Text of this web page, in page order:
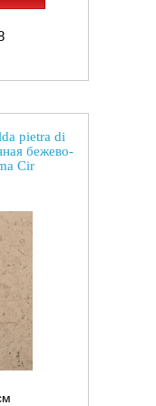
pietra di
бежево-
Cir